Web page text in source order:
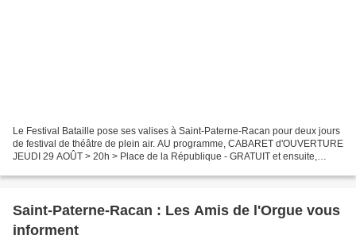
Le Festival Bataille pose ses valises à Saint-Paterne-Racan pour deux jours
de festival de théâtre de plein air. AU programme, CABARET d'OUVERTURE
JEUDI 29 AOÛT > 20h > Place de la République - GRATUIT et ensuite,
Saint-Paterne-Racan : Les Amis de l'Orgue vous
informent